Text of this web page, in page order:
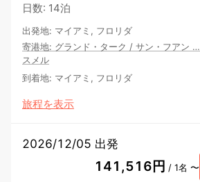
日数: 14泊
出発地: マイアミ, フロリダ
寄港地: グランド・ターク / サン・フアン …
スメル
到着地: マイアミ, フロリダ
旅程を表示
2026/12/05 出発
141,516円 / 1名 〜